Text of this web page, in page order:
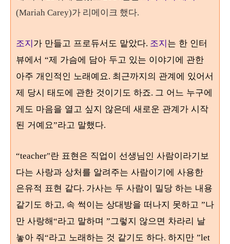
(Mariah Carey)가 리메이크 했다.
조지가 만들고 프로듀서도 맡았다. 조지는 한 인터
뷰에서 “제 가슴에 담아 두고 있는 이야기에 관한
아주 개인적인 노래예요. 최근까지의 관계에 있어서
제 당시 태도에 관한 것이기도 하죠. 그 어느 누구에
게도 마음을 열고 싶지 않은데 새로운 관계가 시작
된 거예요”라고 말했다.
“teacher"란 표현은 직업이 선생님인 사람이라기보
다는 사랑과 상처를 알려주는 사람이기에 사용한
은유적 표현 같다. 가사는 두 사람이 밀당 하는 내용
같기도 하고, 속 썩이는 상대방을 떠나지 못하고 ”나
만 사랑해“라고 말하며 ”그렇지 않으면 차라리 날
놓아 줘“라고 노래하는 것 같기도 하다. 하지만 ”let